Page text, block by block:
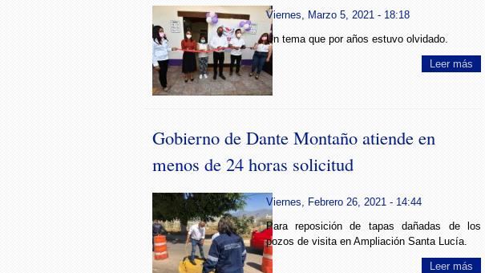
Viernes, Marzo 5, 2021 - 18:18
Un tema que por años estuvo olvidado.
Leer más
Gobierno de Dante Montaño atiende en
menos de 24 horas solicitud
Viernes, Febrero 26, 2021 - 14:44
Para reposición de tapas dañadas de los
pozos de visita en Ampliación Santa Lucía.
Leer más